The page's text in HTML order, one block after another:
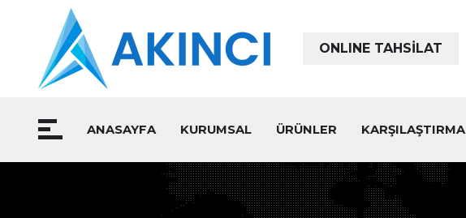
ONLINE TAHSİLAT
ANASAYFA KURUMSAL ÜRÜNLER KARŞILAŞTIRMA